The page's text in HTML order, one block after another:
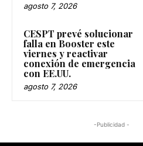
agosto 7, 2026
CESPT prevé solucionar
falla en Booster este
viernes y reactivar
conexión de emergencia
con EE.UU.
agosto 7, 2026
-Publicidad -